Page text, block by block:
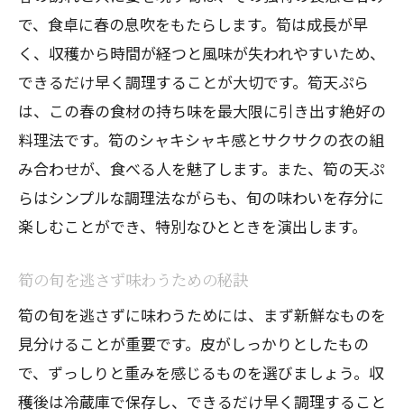
風味豊かな筍天ぷらの調理法
筍の自然な旨味を引き出すレシピ
様々なソースで楽しむ筍天ぷら
筍天ぷらに合う調味料の選び方
家庭でできる風味豊かな筍の天ぷら
風味を逃さない調理テクニック
春の味覚を満喫する筍天ぷらの楽しみ方
季節ごとのアレンジを楽しむ
食卓を春らしく演出する方法
筍天ぷらをより楽しむためのアイデア
春の訪れを感じる食べ方
筍天ぷらで春の味覚を堪能する
で、食卓に春の息吹をもたらします。筍は成長が早
く、収穫から時間が経つと風味が失われやすいため、
できるだけ早く調理することが大切です。筍天ぷら
は、この春の食材の持ち味を最大限に引き出す絶好の
料理法です。筍のシャキシャキ感とサクサクの衣の組
み合わせが、食べる人を魅了します。また、筍の天ぷ
らはシンプルな調理法ながらも、旬の味わいを存分に
楽しむことができ、特別なひとときを演出します。
筍の旬を逃さず味わうための秘訣
筍の旬を逃さずに味わうためには、まず新鮮なものを
見分けることが重要です。皮がしっかりとしたもの
で、ずっしりと重みを感じるものを選びましょう。収
穫後は冷蔵庫で保存し、できるだけ早く調理すること